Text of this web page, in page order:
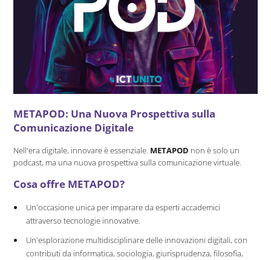
METAPOD: Una Nuova Prospettiva sulla
Comunicazione Digitale
Nell'era digitale, innovare è essenziale. METAPOD non è solo un
podcast, ma una nuova prospettiva sulla comunicazione virtuale.
Cosa offre METAPOD?
Un'occasione unica per imparare da esperti accademici
attraverso tecnologie innovative.
Un'esplorazione multidisciplinare delle innovazioni digitali, con
contributi da informatica, sociologia, giurisprudenza, filosofia,